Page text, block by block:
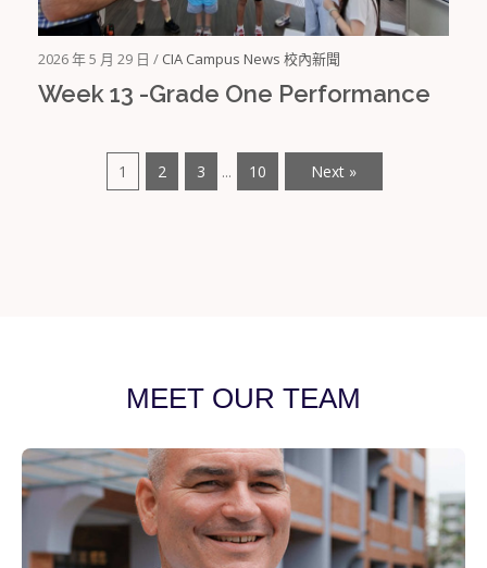
2026 年 5 月 29 日 / CIA Campus News 校內新聞
Week 13 -Grade One Performance
1 2 3 ... 10 Next »
MEET OUR TEAM